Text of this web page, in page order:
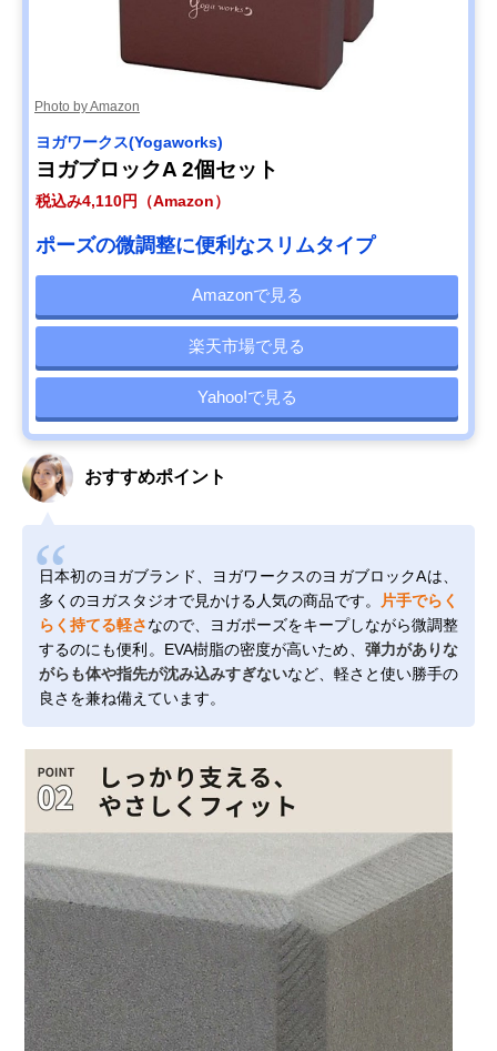
Photo by Amazon
ヨガワークス(Yogaworks)
ヨガブロックA 2個セット
税込み4,110円（Amazon）
ポーズの微調整に便利なスリムタイプ
Amazonで見る
楽天市場で見る
Yahoo!で見る
おすすめポイント
日本初のヨガブランド、ヨガワークスのヨガブロックAは、
多くのヨガスタジオで見かける人気の商品です。
片手でらく
らく持てる軽さなので、ヨガポーズをキープしながら微調整
するのにも便利。EVA樹脂の密度が高いため、 弾力がありな
がらも体や指先が沈み込みすぎないなど、軽さと使い勝手の
良さを兼ね備えています。